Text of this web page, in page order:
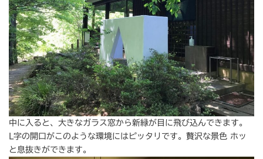
中に入ると、大きなガラス窓から新緑が目に飛び込んできます。
L字の開口がこのような環境にはピッタリです。贅沢な景色 ホッ
と息抜きができます。